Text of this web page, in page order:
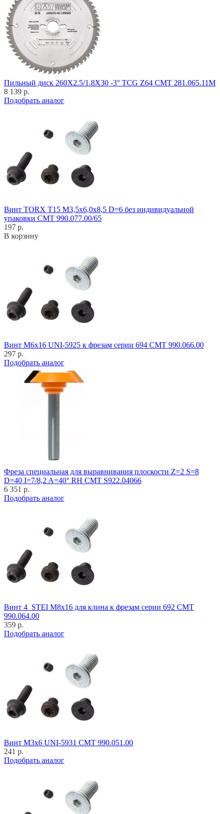
Пильный диск 260X2.5/1.8X30 -3° TCG Z64 CMT 281.065.11M
8 139 р.
Подобрать аналог
Винт TORX T15 M3,5x6,0x8,5 D=6 без индивидуальной
упаковки CMT 990.077.00/65
197 р.
В корзину
Винт M6x16 UNI-5925 к фрезам серии 694 CMT 990.066.00
297 р.
Подобрать аналог
Фреза специальная для выравнивания плоскости Z=2 S=8
D=40 I=7/8,2 A=40° RH CMT S922.04066
6 351 р.
Подобрать аналог
Винт 4_STEI M8x16 для клина к фрезам серии 692 CMT
990.064.00
359 р.
Подобрать аналог
Винт M3x6 UNI-5931 CMT 990.051.00
241 р.
Подобрать аналог